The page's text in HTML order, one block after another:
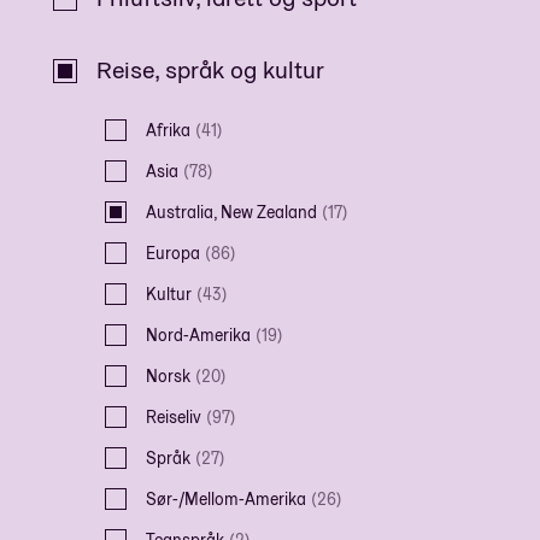
Reise, språk og kultur
Afrika (41)
Asia (78)
Australia, New Zealand (17)
Europa (86)
Kultur (43)
Nord-Amerika (19)
Norsk (20)
Reiseliv (97)
Språk (27)
Sør-/Mellom-Amerika (26)